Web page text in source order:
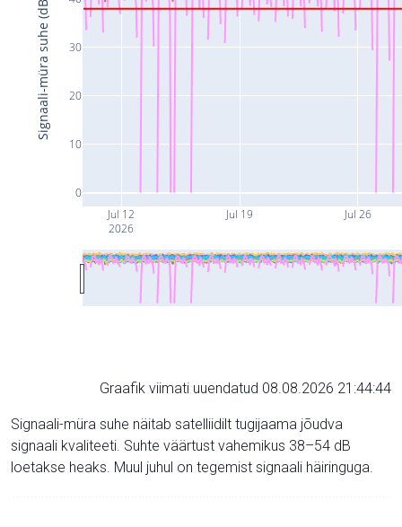
Jul 12
2026
Jul 19 Jul 26
0
10
20
30
Signaali-müra suhe (dB)
Graafik viimati uuendatud 08.08.2026 21:44:44
Signaali-müra suhe näitab satelliidilt tugijaama jõudva
signaali kvaliteeti. Suhte väärtust vahemikus 38–54 dB
loetakse heaks. Muul juhul on tegemist signaali häiringuga.